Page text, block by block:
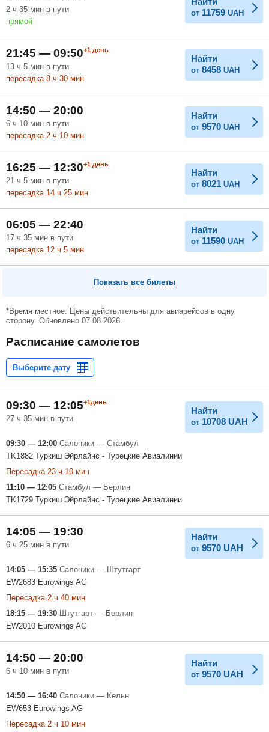
2 ч 35 мин в пути
прямой
от 11759 UAH
21:45 — 09:50+1 день
13 ч 5 мин в пути
пересадка 8 ч 30 мин
Найти
от 8458 UAH
14:50 — 20:00
6 ч 10 мин в пути
пересадка 2 ч 10 мин
Найти
от 9570 UAH
16:25 — 12:30+1 день
21 ч 5 мин в пути
пересадка 14 ч 25 мин
Найти
от 8021 UAH
06:05 — 22:40
17 ч 35 мин в пути
пересадка 12 ч 5 мин
Найти
от 11590 UAH
Показать все билеты
*Время местное. Цены действительны для авиарейсов в одну
сторону. Обновлено 07.08.2026.
Расписание самолетов
09:30 — 12:05+1день
27 ч 35 мин в пути
Найти
от 10708 UAH
09:30 — 12:00 Салоники — Стамбул
TK1882 Туркиш Эйрлайнс - Турецкие Авиалинии
Пересадка 23 ч 10 мин
11:10 — 12:05 Стамбул — Берлин
TK1729 Туркиш Эйрлайнс - Турецкие Авиалинии
14:05 — 19:30
6 ч 25 мин в пути
Найти
от 9570 UAH
14:05 — 15:35 Салоники — Штутгарт
EW2683 Eurowings AG
Пересадка 2 ч 40 мин
18:15 — 19:30 Штутгарт — Берлин
EW2010 Eurowings AG
14:50 — 20:00
6 ч 10 мин в пути
Найти
от 9570 UAH
14:50 — 16:40 Салоники — Кельн
EW653 Eurowings AG
Пересадка 2 ч 10 мин